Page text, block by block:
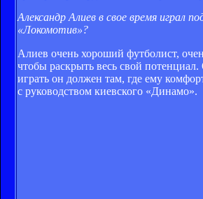
Александр Алиев в свое время играл
«Локомотив»?
Алиев очень хороший футболист,
чтобы раскрыть весь свой
играть он должен там, где ему
с руководством киевского «Динамо».